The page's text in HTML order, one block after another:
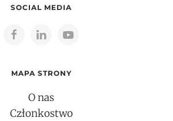
SOCIAL MEDIA
MAPA STRONY
O nas
Członkostwo